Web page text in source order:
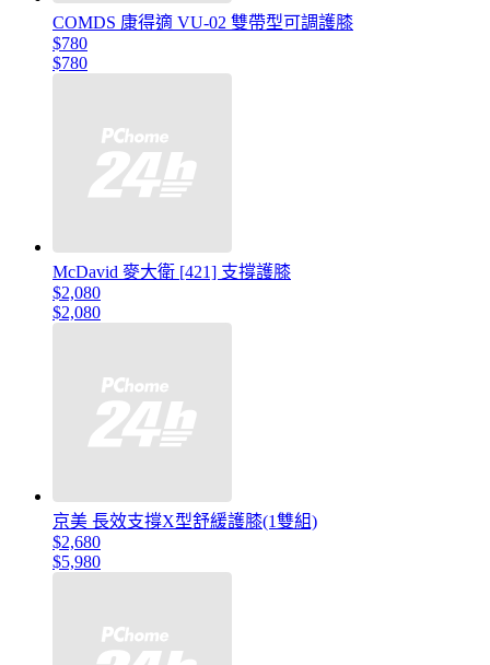
COMDS 康得適 VU-02 雙帶型可調護膝
$780
$780
McDavid 麥大衛 [421] 支撐護膝
$2,080
$2,080
京美 長效支撐X型舒緩護膝(1雙組)
$2,680
$5,980